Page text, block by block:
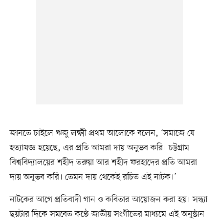
জানতে চাইলে ঋজু লক্ষ্মী প্রথম আলোকে বলেন, ‘সমাজে যে
হত্যাযজ্ঞ হয়েছে, এর প্রতি আমরা দায় অনুভব করি। চট্টগ্রাম
বিশ্ববিদ্যালয়ের শহীদ তরুয়া আর শহীদ ফরহাদের প্রতি আমরা
দায় অনুভব করি। তেমন দায় থেকেই রচিত এই নাটক।’
নাটকের আগে প্রতিবাদী গান ও কবিতার আয়োজন করা হয়। সন্ধ্যা
ছয়টার দিকে সমবেত কণ্ঠে জাতীয় সংগীতের মাধ্যমে এই অনুষ্ঠান